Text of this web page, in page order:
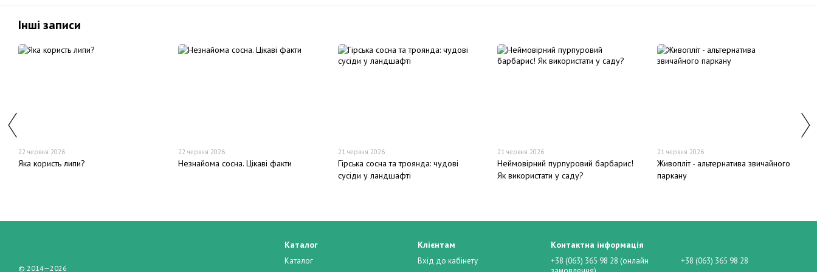
Інші записи
22 червня 2026
Яка користь липи?
22 червня 2026
Незнайома сосна. Цікаві факти
21 червня 2026
Гірська сосна та троянда: чудові
сусіди у ландшафті
21 червня 2026
Неймовірний пурпуровий барбарис!
Як використати у саду?
21 червня 2026
Живопліт - альтернатива звичайного
паркану
© 2014—2026
Каталог
Каталог
Клієнтам
Вхід до кабінету
Контактна інформація
+38 (063) 365 98 28 (онлайн
+38 (063) 365 98 28